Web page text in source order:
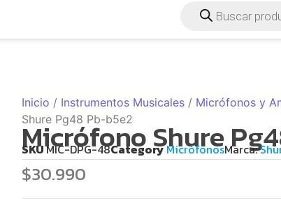
Inicio / Instrumentos Musicales / Micrófonos y
Shure Pg48 Pb-b5e2
Micrófono Shure
SKUMIC-DPG-48CategoryMicrófonosMarca:
$30.990